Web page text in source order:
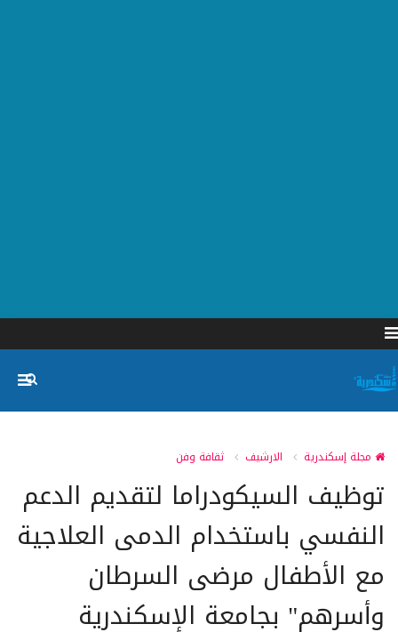
مجلة إسكندرية الارشيف ثقافة وفن
توظيف السيكودراما لتقديم الدعم
النفسي باستخدام الدمى العلاجية
مع الأطفال مرضى السرطان
وأسرهم" بجامعة الإسكندرية